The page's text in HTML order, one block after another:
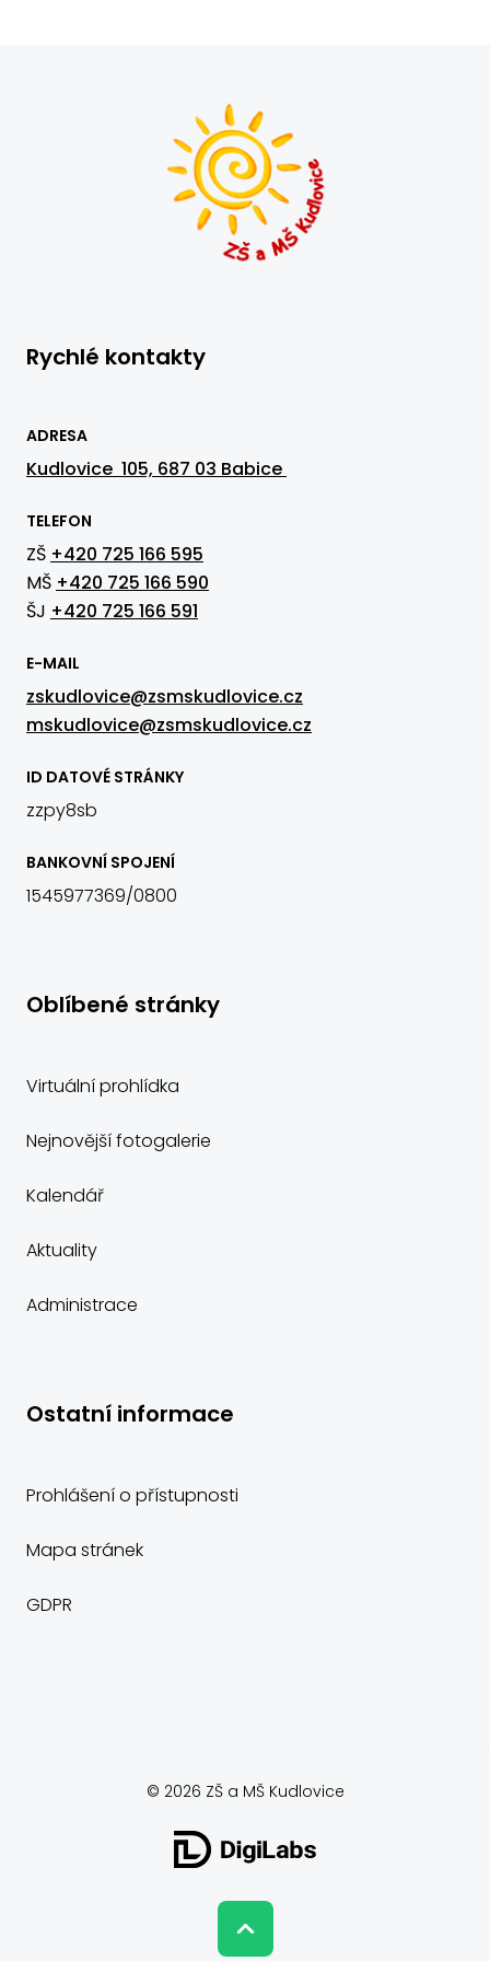
Rychlé kontakty
ADRESA
Kudlovice 105, 687 03 Babice
TELEFON
ZŠ+420 725 166 595
MŠ+420 725 166 590
ŠJ +420 725 166 591
E-MAIL
zskudlovice@zsmskudlovice.cz
mskudlovice@zsmskudlovice.cz
ID DATOVÉ STRÁNKY
zzpy8sb
BANKOVNÍ SPOJENÍ
1545977369/0800
Oblíbené stránky
Virtuální prohlídka
Nejnovější fotogalerie
Kalendář
Aktuality
Administrace
Ostatní informace
Prohlášení o přístupnosti
Mapa stránek
GDPR
© 2026 ZŠ a MŠ Kudlovice